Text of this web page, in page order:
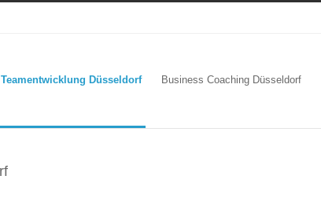
Teamentwicklung Düsseldorf Business Coaching Düsseldorf